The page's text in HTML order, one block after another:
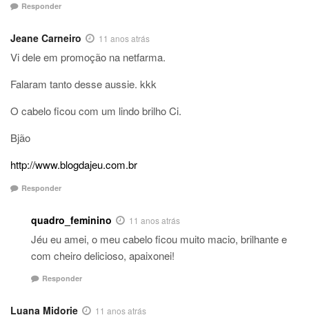
Responder
Jeane Carneiro 11 anos atrás
Vi dele em promoção na netfarma.
Falaram tanto desse aussie. kkk
O cabelo ficou com um lindo brilho Ci.
Bjão
http://www.blogdajeu.com.br
Responder
quadro_feminino 11 anos atrás
Jéu eu amei, o meu cabelo ficou muito macio, brilhante e
com cheiro delicioso, apaixonei!
Responder
Luana Midorie 11 anos atrás